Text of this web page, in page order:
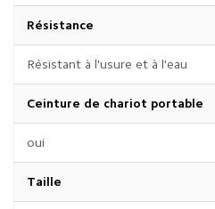
Résistance
Résistant à l'usure et à l'eau
Ceinture de chariot portable
oui
Taille